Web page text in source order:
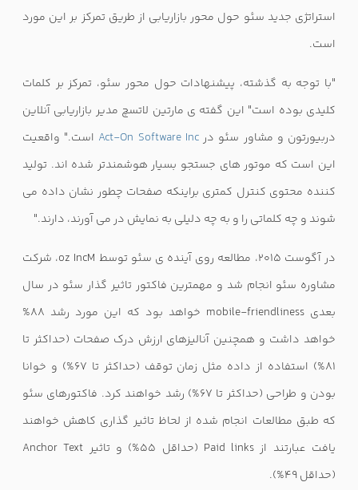
استراتژی جدید سئو حول محور بازاریابی از طریق تمرکز بر این مورد
است.
"با توجه به گذشته، پیشنهادات حول محور سئو، تمرکز بر کلمات
کلیدی بوده است" این گفته ی مارتین لاتسچ مدیر بازاریابی آنلاین
دربیورتون و مشاور سئو درAct-On Software Inc است." واقعیت
این است که موتور های جستجو بسیار هوشمندتر شده اند. تولید
کننده محتوی کنترل کمتری براینکه صفحات چطور نشان داده می
شوند و چه کلماتی را و به چه دلیلی به نمایش در می آورند، دارند."
در آگوست 2015، مطالعه روی آینده ی سئو توسط M
oz Inc، شرکت
مشاوره سئو انجام شد و مهمترین فاکتور تاثیر گذار سئو در سال
بعدی mobile-friendliness
خواهد بود که این مورد رشد 88%
خواهد داشت و همچنین آنالیزهای ارزش درک صفحات (حداکثر تا
81%) استفاده از داده مثل زمان توقف (حداکثر تا 67%) و خوانا
بودن و طراحی (حداکثر تا 67%) رشد خواهند کرد. فاکتورهای سئو
که طبق مطالعات انجام شده از لحاظ تاثیر گذاری کاهش خواهند
یافت عبارتند از Paid links (حداقل 55%) و تاثیر
Anchor Text
(حداقل 49%).